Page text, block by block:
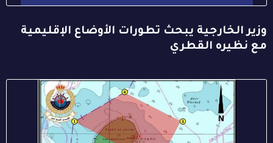
وزير الخارجية يبحث تطورات الأوضاع الإقليمية
مع نظيره القطري